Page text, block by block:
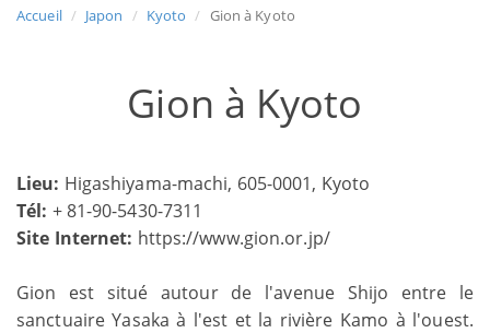
Accueil Japon Kyoto Gion à Kyoto
Gion à Kyoto
Lieu: Higashiyama-machi, 605-0001, Kyoto
Tél: + 81-90-5430-7311
Site Internet: https://www.gion.or.jp/
Gion est situé autour de l'avenue Shijo entre le
sanctuaire Yasaka à l'est et la rivière Kamo à l'ouest.